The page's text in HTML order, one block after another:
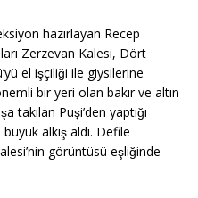
hazırlayan Recep
Zerzevan Kalesi, Dört
el işçiliği ile giysilerine
bir yeri olan bakır ve altın
takılan Puşi’den yaptığı
alkış aldı. Defile
görüntüsü eşliğinde